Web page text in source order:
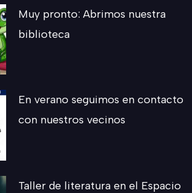
Muy pronto: Abrimos nuestra
biblioteca
En verano seguimos en contacto
con nuestros vecinos
Taller de literatura en el Espacio